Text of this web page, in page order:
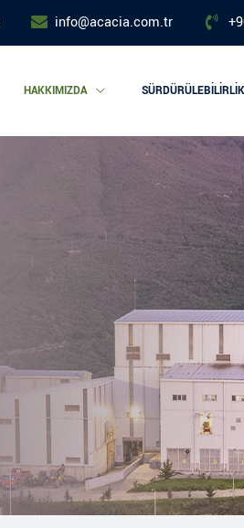
info@acacia.com.tr
HAKKIMIZDA SÜRDÜRÜLEBILIRLIK